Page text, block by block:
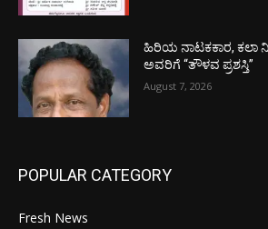
ಹಿರಿಯ ನಾಟಕಕಾರ, ಕಲಾ
ಅವರಿಗೆ “ತೌಳವ ಪ್ರಶಸ್ತಿ”
August 7, 2026
POPULAR CATEGORY
Fresh News